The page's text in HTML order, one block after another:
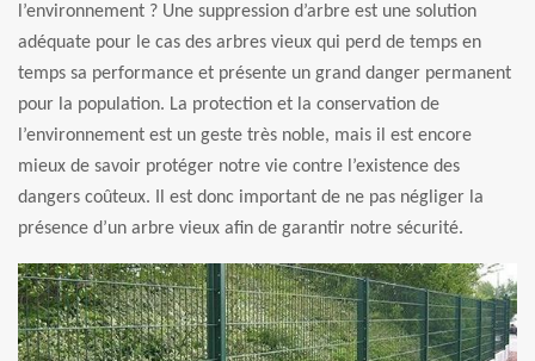
l’environnement ? Une suppression d’arbre est une solution
adéquate pour le cas des arbres vieux qui perd de temps en
temps sa performance et présente un grand danger permanent
pour la population. La protection et la conservation de
l’environnement est un geste très noble, mais il est encore
mieux de savoir protéger notre vie contre l’existence des
dangers coûteux. Il est donc important de ne pas négliger la
présence d’un arbre vieux afin de garantir notre sécurité.